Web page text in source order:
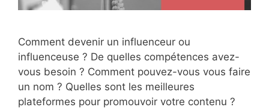
Comment devenir un influenceur ou
influenceuse ? De quelles compétences avez-
vous besoin ? Comment pouvez-vous vous faire
un nom ? Quelles sont les meilleures
plateformes pour promouvoir votre contenu ?